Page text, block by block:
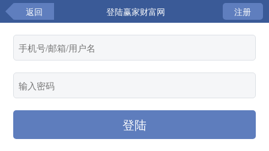
返回 登陆赢家财富网 注册